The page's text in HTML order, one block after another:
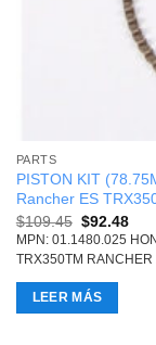
PARTS
PISTON KIT
Rancher ES
$109.45 Original
price
was:
$109.45.
$92.48
is:
MPN: 01.1480.025
TRX350TM
LEER MÁS